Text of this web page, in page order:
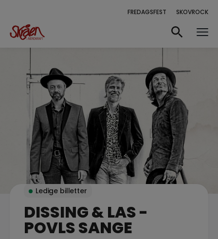
FREDAGSFEST SKOVROCK
Ledige billetter
DISSING & LAS -
POVLS SANGE